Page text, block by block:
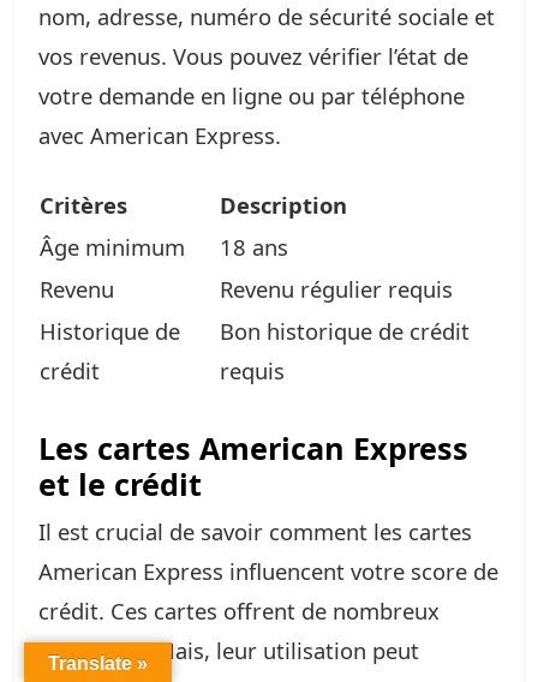
nom, adresse, numéro de sécurité sociale et
vos revenus. Vous pouvez vérifier l’état de
votre demande en ligne ou par téléphone
avec American Express.
Critères
Description
Âge minimum
18 ans
Revenu
Revenu régulier requis
Historique de
crédit
Bon historique de crédit
requis
Les cartes American Express
et le crédit
Il est crucial de savoir comment les cartes
American Express influencent votre score de
crédit. Ces cartes offrent de nombreux
avantages. Mais, leur utilisation peut
Translate »